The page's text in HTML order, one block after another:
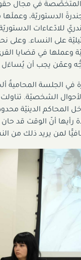
في مجال حقوق
الدستوريّة،
للادّعاءات
على النساء.
وعملها في قضايا
وعمّن يجب أن يُساءَل
في الجلسة
الشخصيّة. تناولت
المحاكم الدينيّة
رأيها أنّ الوقت قد
لمن يريد ذلك من